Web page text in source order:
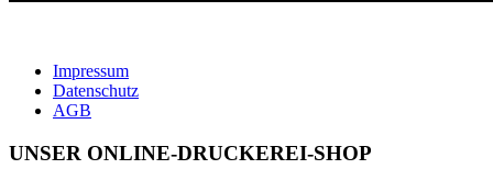
Impressum
Datenschutz
AGB
UNSER ONLINE-DRUCKEREI-SHOP